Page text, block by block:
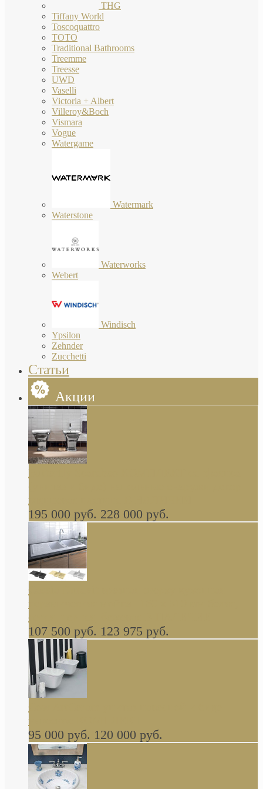
THG
Tiffany World
Toscoquattro
TOTO
Traditional Bathrooms
Treemme
Treesse
UWD
Vaselli
Victoria + Albert
Villeroy&Boch
Vismara
Vogue
Watergame
Watermark
Waterstone
Waterworks
Webert
Windisch
Ypsilon
Zehnder
Zucchetti
Статьи
Акции
Butterfly Scarabeo КОМПЛЕКТ санфаянса
глянцевая платина В НАЛИЧИИ
195 000 руб. 228 000 руб.
керамическая мойка 1160 x 510 мм белая,
серая, черная, бежевая В НАЛИЧИИ
107 500 руб. 123 975 руб.
навесное КОМПЛЕКТ
95 000 руб. 120 000 руб.